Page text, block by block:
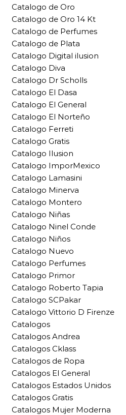
Catalogo de Oro
Catalogo de Oro 14 Kt
Catalogo de Perfumes
Catalogo de Plata
Catalogo Digital ilusion
Catalogo Diva
Catalogo Dr Scholls
Catalogo El Dasa
Catalogo El General
Catalogo El Norteño
Catalogo Ferreti
Catalogo Gratis
Catalogo Ilusion
Catalogo ImporMexico
Catalogo Lamasini
Catalogo Minerva
Catalogo Montero
Catalogo Niñas
Catalogo Ninel Conde
Catalogo Niños
Catalogo Nuevo
Catalogo Perfumes
Catalogo Primor
Catalogo Roberto Tapia
Catalogo SCPakar
Catalogo Vittorio D Firenze
Catalogos
Catalogos Andrea
Catalogos Cklass
Catalogos de Ropa
Catalogos El General
Catalogos Estados Unidos
Catalogos Gratis
Catalogos Mujer Moderna